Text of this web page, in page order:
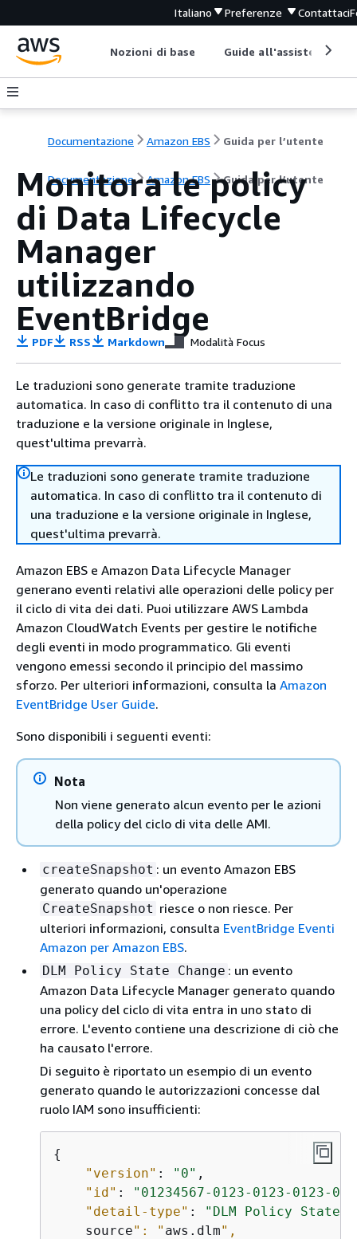
Italiano Preferenze Contattaci
Nozioni di base Guide all'assistenza
Documentazione Amazon EBS Guida per l’utente
Documentazione Amazon EBS Guida per l’utente
Monitora le policy
di Data Lifecycle
Manager
utilizzando
EventBridge
PDF RSS Markdown Modalità Focus
Le traduzioni sono generate tramite traduzione
automatica. In caso di conflitto tra il contenuto di una
traduzione e la versione originale in Inglese,
quest'ultima prevarrà.
Le traduzioni sono generate tramite traduzione
automatica. In caso di conflitto tra il contenuto di
una traduzione e la versione originale in Inglese,
quest'ultima prevarrà.
Amazon EBS e Amazon Data Lifecycle Manager
generano eventi relativi alle operazioni delle policy per
il ciclo di vita dei dati. Puoi utilizzare AWS Lambda
Amazon CloudWatch Events per gestire le notifiche
degli eventi in modo programmatico. Gli eventi
vengono emessi secondo il principio del massimo
sforzo. Per ulteriori informazioni, consulta la Amazon
EventBridge User Guide.
Sono disponibili i seguenti eventi:
Nota
Non viene generato alcun evento per le azioni
della policy del ciclo di vita delle AMI.
createSnapshot : un evento Amazon EBS
generato quando un'operazione
CreateSnapshot riesce o non riesce. Per
ulteriori informazioni, consulta EventBridge Eventi
Amazon per Amazon EBS.
DLM Policy State Change : un evento
Amazon Data Lifecycle Manager generato quando
una policy del ciclo di vita entra in uno stato di
errore. L'evento contiene una descrizione di ciò che
ha causato l'errore.
Di seguito è riportato un esempio di un evento
generato quando le autorizzazioni concesse dal
ruolo IAM sono insufficienti:
{
"version" : "0" ,
"id" :
"01234567-0123-0123-0123-
"detail-type" :
"DLM Policy State
    source
": " aws.dlm",